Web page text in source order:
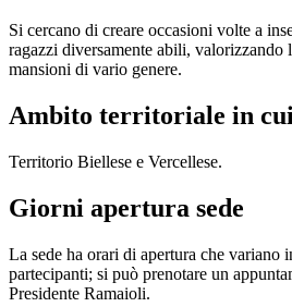
Si cercano di creare occasioni volte a
ragazzi diversamente abili, valorizzando
mansioni di vario genere.
Ambito territoriale in
Territorio Biellese e Vercellese.
Giorni apertura sede
La sede ha orari di apertura che variano
partecipanti; si può prenotare un
Presidente Ramaioli.